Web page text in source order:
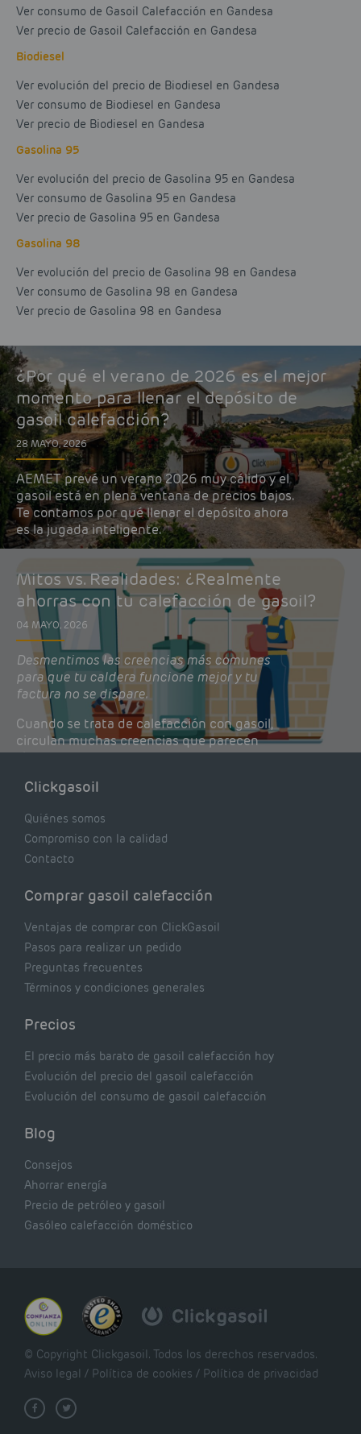
Ver consumo de Gasoil Calefacción en Gandesa
Ver precio de Gasoil Calefacción en Gandesa
Biodiesel
Ver evolución del precio de Biodiesel en Gandesa
Ver consumo de Biodiesel en Gandesa
Ver precio de Biodiesel en Gandesa
Gasolina 95
Ver evolución del precio de Gasolina 95 en Gandesa
Ver consumo de Gasolina 95 en Gandesa
Ver precio de Gasolina 95 en Gandesa
Gasolina 98
Ver evolución del precio de Gasolina 98 en Gandesa
Ver consumo de Gasolina 98 en Gandesa
Ver precio de Gasolina 98 en Gandesa
¿Por qué el verano de 2026 es el mejor
momento para llenar el depósito de
gasoil calefacción?
28 MAYO, 2026
AEMET prevé un verano 2026 muy cálido y el
gasoil está en plena ventana de precios bajos.
Te contamos por qué llenar el depósito ahora
es la jugada inteligente.
Mitos vs. Realidades: ¿Realmente
ahorras con tu calefacción de gasoil?
04 MAYO, 2026
Desmentimos las creencias más comunes
para que tu caldera funcione mejor y tu
factura no se dispare.
Cuando se trata de calefacción con gasoil,
circulan muchas creencias que parecen
lógicas pero que, en realidad, pueden estar
de tu caldera. Pocas se contrastan con lo que
Clickgasoil
Quiénes somos
Compromiso con la calidad
Contacto
Comprar gasoil calefacción
Ventajas de comprar con ClickGasoil
Pasos para realizar un pedido
Preguntas frecuentes
Términos y condiciones generales
Precios
El precio más barato de gasoil calefacción hoy
Evolución del precio del gasoil calefacción
Evolución del consumo de gasoil calefacción
Blog
Consejos
Ahorrar energía
Precio de petróleo y gasoil
Gasóleo calefacción doméstico
© Copyright Clickgasoil. Todos los derechos reservados.
Aviso legal / Política de cookies / Política de privacidad